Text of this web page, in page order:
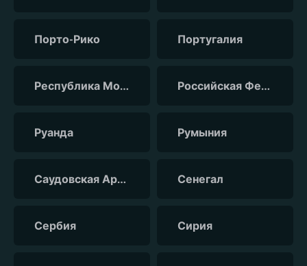
Порто-Рико Португалия
Республика Молдова Российская Федерация
Руанда Румыния
Саудовская Аравия Сенегал
Сербия Сирия